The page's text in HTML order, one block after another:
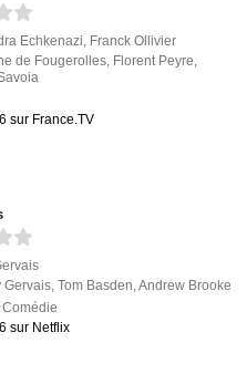
Echkenazi, Franck Ollivier
de Fougerolles, Florent Peyre,
sur France.TV
Gervais,Tom Basden,Andrew Brooke
Comédie
sur Netflix